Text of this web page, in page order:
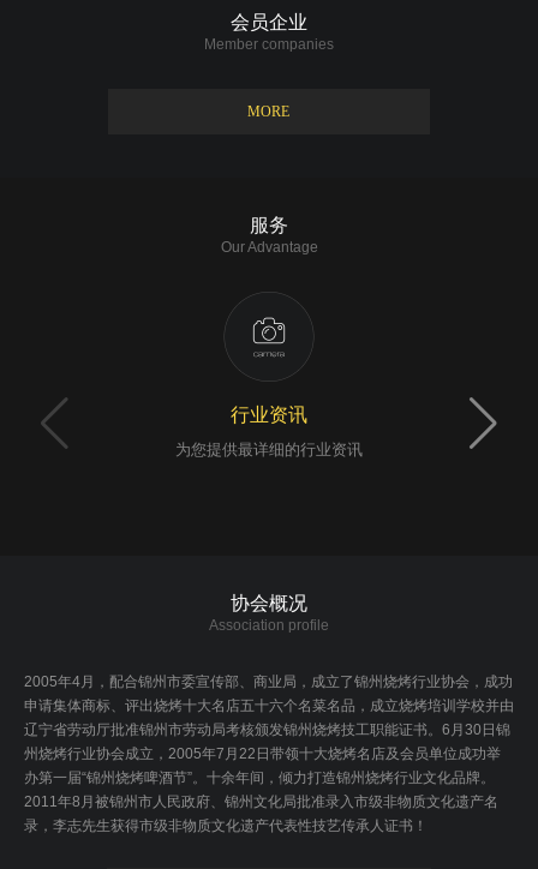
会员企业
Member companies
MORE
服务
Our Advantage
行业资讯
为您提供最详细的行业资讯
协会概况
Association profile
2005年4月，配合锦州市委宣传部、商业局，成立了锦州烧烤行业协会，成功
申请集体商标、评出烧烤十大名店五十六个名菜名品，成立烧烤培训学校并由
辽宁省劳动厅批准锦州市劳动局考核颁发锦州烧烤技工职能证书。6月30日锦
州烧烤行业协会成立，2005年7月22日带领十大烧烤名店及会员单位成功举
办第一届“锦州烧烤啤酒节”。十余年间，倾力打造锦州烧烤行业文化品牌。
2011年8月被锦州市人民政府、锦州文化局批准录入市级非物质文化遗产名
录，李志先生获得市级非物质文化遗产代表性技艺传承人证书！